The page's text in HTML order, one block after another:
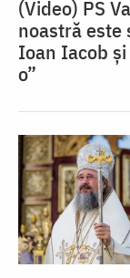
(Video) PS
noastră
Ioan Iacob
o”